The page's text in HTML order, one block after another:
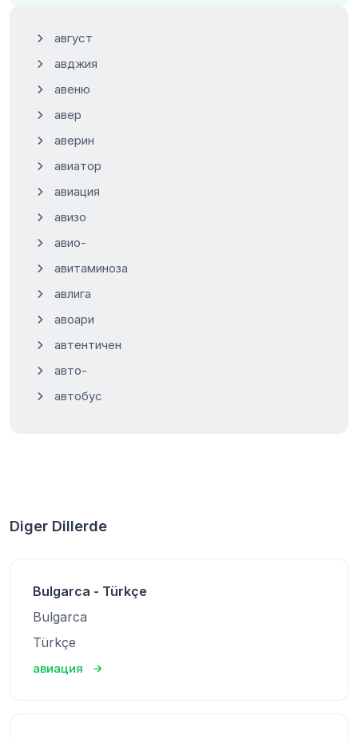
август
авджия
авеню
авер
аверин
авиатор
авиация
авизо
авио-
авитаминоза
авлига
авоари
автентичен
авто-
автобус
Diger Dillerde
Bulgarca - Türkçe
Bulgarca
Türkçe
авиация